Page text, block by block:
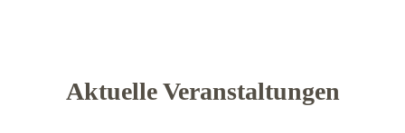
Aktuelle Veranstaltungen